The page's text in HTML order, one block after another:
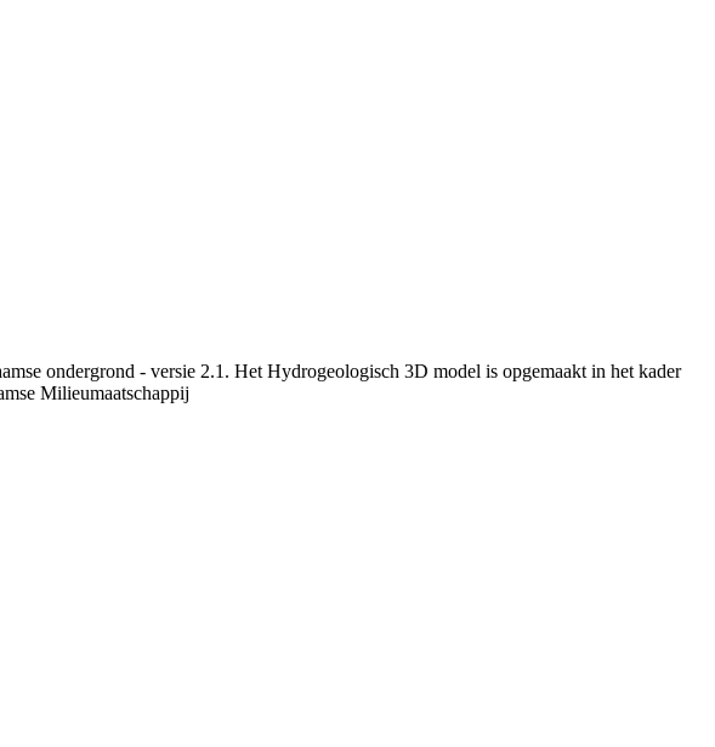
ondergrond - versie 2.1. Het Hydrogeologisch 3D model is opgemaakt in het kader
Milieumaatschappij